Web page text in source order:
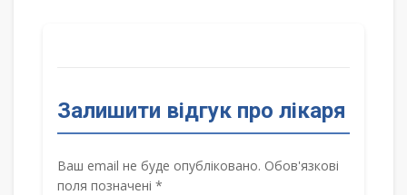
Залишити відгук про лікаря
Ваш email не буде опубліковано. Обов'язкові
поля позначені *